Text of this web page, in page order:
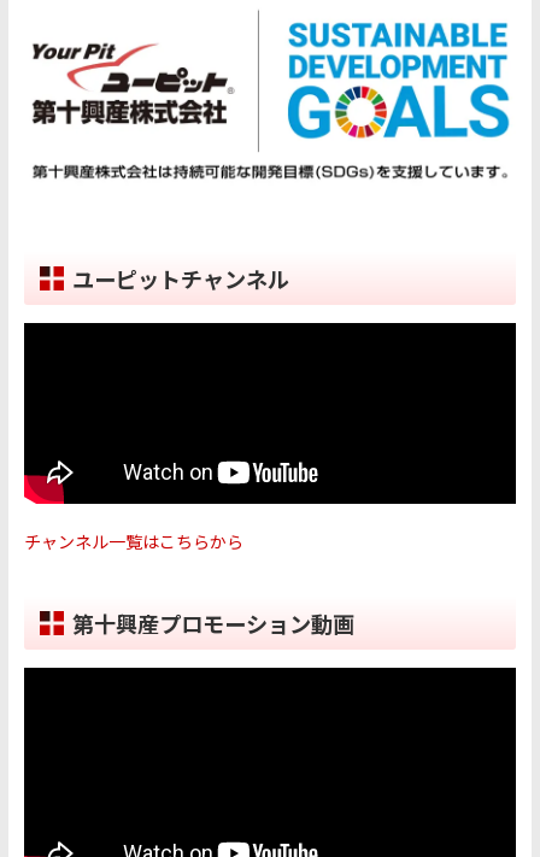
ユーピットチャンネル
チャンネル一覧はこちらから
第十興産プロモーション動画